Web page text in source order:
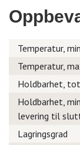
Temperatur, min
Temperatur,
Holdbarhet,
Holdbarhet,
levering til
Lagringsgrad